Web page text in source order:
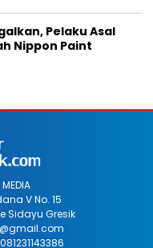
Pelaku Asal
Nippon Paint
V No. 15
Sidayu Gresik